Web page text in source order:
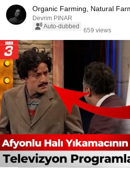
Organic Farming, Natural
Devrim PINAR
Auto-dubbed
659 views